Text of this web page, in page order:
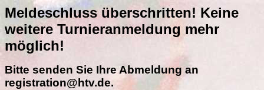
Meldeschluss überschritten! Keine
weitere Turnieranmeldung mehr
möglich!
Bitte senden Sie Ihre Abmeldung an
registration@htv.de.